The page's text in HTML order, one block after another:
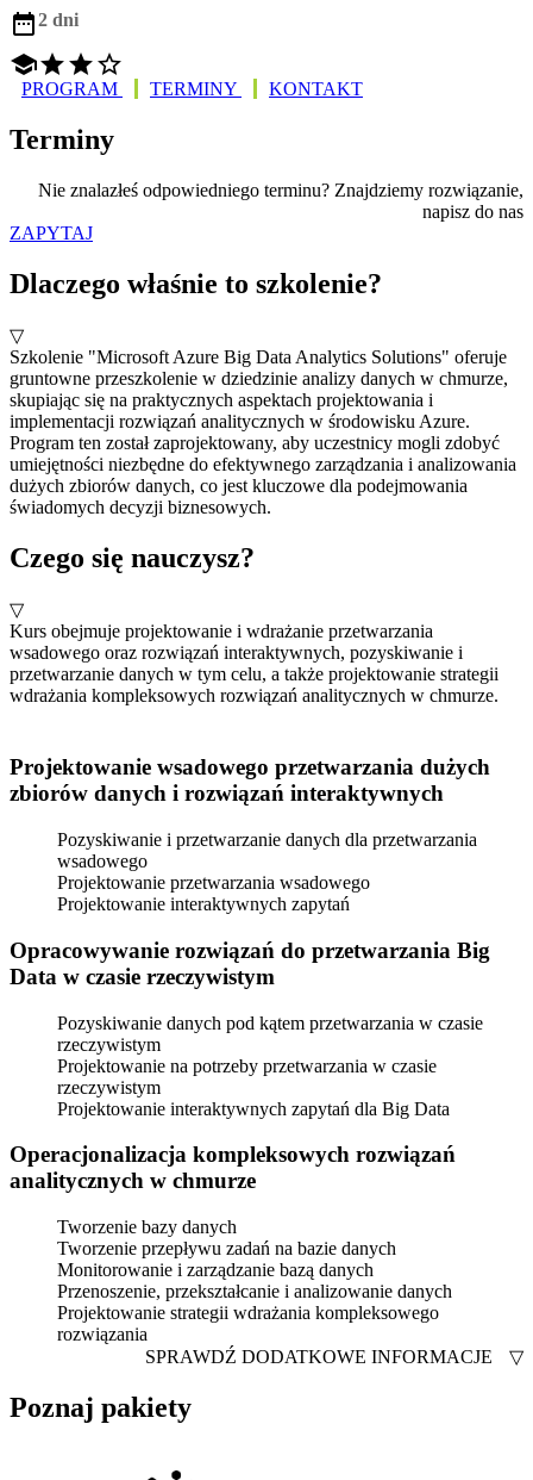
2 dni

PROGRAM TERMINY KONTAKT
Terminy
Nie znalazłeś odpowiedniego terminu? Znajdziemy rozwiązanie,
napisz do nas
ZAPYTAJ
Dlaczego właśnie to szkolenie?
▽
Szkolenie "Microsoft Azure Big Data Analytics Solutions" oferuje
gruntowne przeszkolenie w dziedzinie analizy danych w chmurze,
skupiając się na praktycznych aspektach projektowania i
implementacji rozwiązań analitycznych w środowisku Azure.
Program ten został zaprojektowany, aby uczestnicy mogli zdobyć
umiejętności niezbędne do efektywnego zarządzania i analizowania
dużych zbiorów danych, co jest kluczowe dla podejmowania
świadomych decyzji biznesowych.
Czego się nauczysz?
▽
Kurs obejmuje projektowanie i wdrażanie przetwarzania
wsadowego oraz rozwiązań interaktywnych, pozyskiwanie i
przetwarzanie danych w tym celu, a także projektowanie strategii
wdrażania kompleksowych rozwiązań analitycznych w chmurze.
Projektowanie wsadowego przetwarzania dużych
zbiorów danych i rozwiązań interaktywnych
Pozyskiwanie i przetwarzanie danych dla przetwarzania
wsadowego
Projektowanie przetwarzania wsadowego
Projektowanie interaktywnych zapytań
Opracowywanie rozwiązań do przetwarzania Big
Data w czasie rzeczywistym
Pozyskiwanie danych pod kątem przetwarzania w czasie
rzeczywistym
Projektowanie na potrzeby przetwarzania w czasie
rzeczywistym
Projektowanie interaktywnych zapytań dla Big Data
Operacjonalizacja kompleksowych rozwiązań
analitycznych w chmurze
Tworzenie bazy danych
Tworzenie przepływu zadań na bazie danych
Monitorowanie i zarządzanie bazą danych
Przenoszenie, przekształcanie i analizowanie danych
Projektowanie strategii wdrażania kompleksowego
rozwiązania
SPRAWDŹ DODATKOWE INFORMACJE
▽
Poznaj pakiety